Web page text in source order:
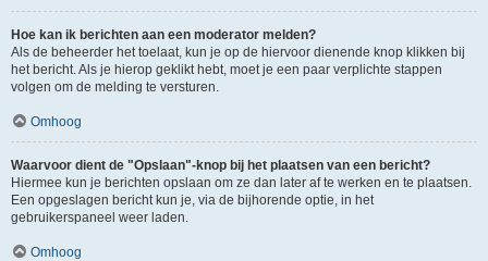
Hoe kan ik berichten aan een moderator melden?
Als de beheerder het toelaat, kun je op de hiervoor dienende knop klikken bij
het bericht. Als je hierop geklikt hebt, moet je een paar verplichte stappen
volgen om de melding te versturen.
Omhoog
Waarvoor dient de "Opslaan"-knop bij het plaatsen van een bericht?
Hiermee kun je berichten opslaan om ze dan later af te werken en te plaatsen.
Een opgeslagen bericht kun je, via de bijhorende optie, in het
gebruikerspaneel weer laden.
Omhoog